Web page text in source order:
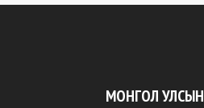
МОНГОЛ УЛСЫН